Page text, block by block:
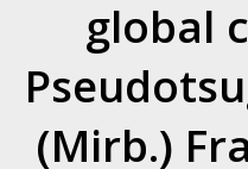
global
(Mirb.)